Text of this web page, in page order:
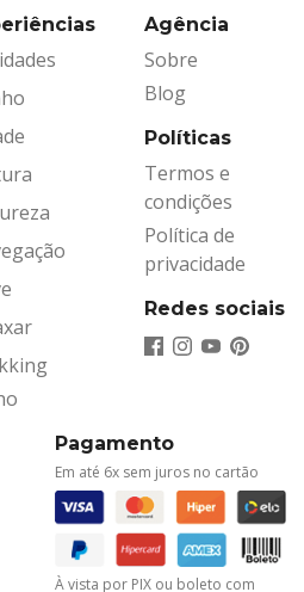
Agência
Sobre
Blog
Políticas
Termos e
condições
Política de
privacidade
Redes sociais
Pagamento
Em até 6x sem juros no cartão
À vista por PIX ou boleto com